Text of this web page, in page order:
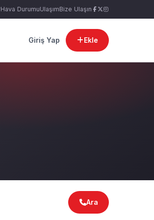
Hava DurumuUlaşımBize Ulaşın
Giriş Yap Ekle
Ara